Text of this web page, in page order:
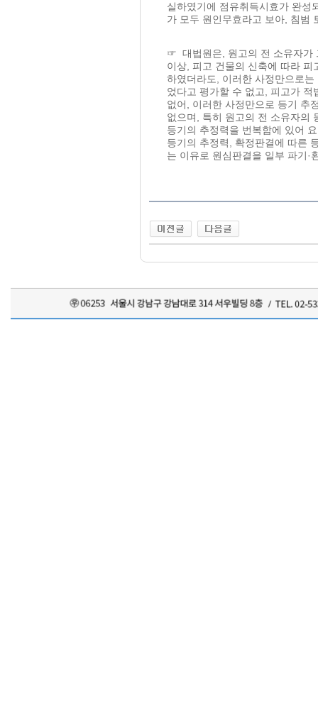
실하였기에 점유취득시효가 완성
가 모두 원인무효라고 보아, 침범
☞ 대법원은, 원고의 전 소유자가
이상, 피고 건물의 신축에 따라 피
하였더라도, 이러한 사정만으로
었다고 평가할 수 없고, 피고가
없어, 이러한 사정만으로 등기 추
없으며, 특히 원고의 전 소유자의
등기의 추정력을 번복함에 있어
등기의 추정력, 확정판결에 따른
는 이유로 원심판결을 일부 파기·